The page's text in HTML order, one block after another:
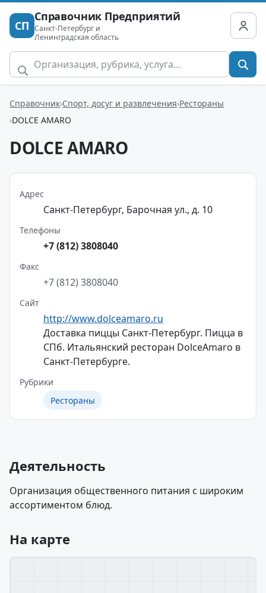
СП
Справочник Предприятий
Санкт-Петербург и
Ленинградская область
Справочник Спорт, досуг и развлечения Рестораны
DOLCE AMARO
DOLCE AMARO
Адрес
Санкт-Петербург, Барочная ул., д. 10
Телефоны
+7 (812) 3808040
Факс
+7 (812) 3808040
Сайт
http://www.dolceamaro.ru
Доставка пиццы Санкт-Петербург. Пицца в
СПб. Итальянский ресторан DolceAmaro в
Санкт-Петербурге.
Рубрики
Рестораны
Деятельность
Организация общественного питания с широким
ассортиментом блюд.
На карте